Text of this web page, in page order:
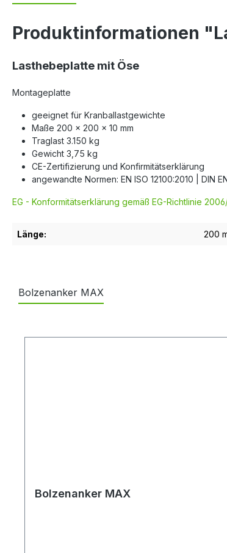
Produktinformationen
Lasthebeplatte mit Öse
Montageplatte
geeignet für Kranballastgewichte
Maße 200 x 200 x 10 mm
Traglast 3.150 kg
Gewicht 3,75 kg
CE-Zertifizierung und Konfirmitätserklärung
angewandte Normen: EN ISO 12100:2010 | DIN
EG - Konformitätserklärung gemäß EG-Richtlinie
Länge: 200
Bolzenanker MAX
Bolzenanker MAX